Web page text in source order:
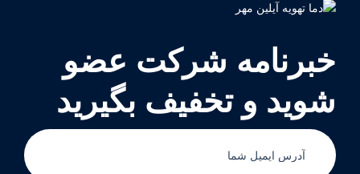
خبرنامه شرکت عضو
شوید و تخفیف بگیرید